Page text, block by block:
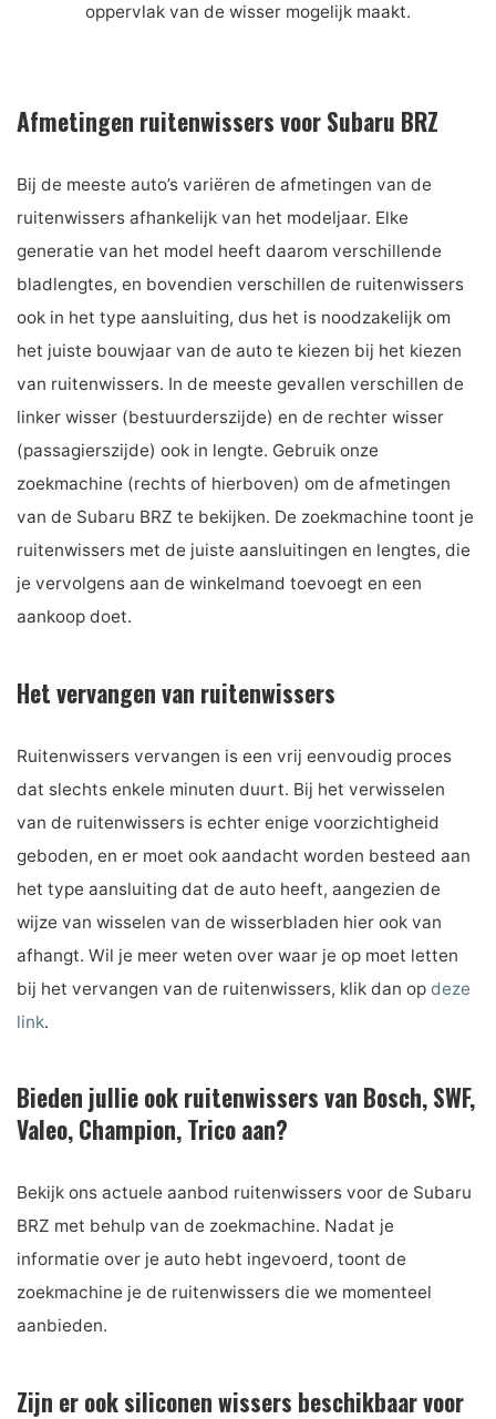
oppervlak van de wisser mogelijk maakt.
Afmetingen ruitenwissers voor Subaru BRZ
Bij de meeste auto’s variëren de afmetingen van de
ruitenwissers afhankelijk van het modeljaar. Elke
generatie van het model heeft daarom verschillende
bladlengtes, en bovendien verschillen de ruitenwissers
ook in het type aansluiting, dus het is noodzakelijk om
het juiste bouwjaar van de auto te kiezen bij het kiezen
van ruitenwissers. In de meeste gevallen verschillen de
linker wisser (bestuurderszijde) en de rechter wisser
(passagierszijde) ook in lengte. Gebruik onze
zoekmachine (rechts of hierboven) om de afmetingen
van de Subaru BRZ te bekijken. De zoekmachine toont je
ruitenwissers met de juiste aansluitingen en lengtes, die
je vervolgens aan de winkelmand toevoegt en een
aankoop doet.
Het vervangen van ruitenwissers
Ruitenwissers vervangen is een vrij eenvoudig proces
dat slechts enkele minuten duurt. Bij het verwisselen
van de ruitenwissers is echter enige voorzichtigheid
geboden, en er moet ook aandacht worden besteed aan
het type aansluiting dat de auto heeft, aangezien de
wijze van wisselen van de wisserbladen hier ook van
afhangt. Wil je meer weten over waar je op moet letten
bij het vervangen van de ruitenwissers, klik dan opdeze
link.
Bieden jullie ook ruitenwissers van Bosch, SWF,
Valeo, Champion, Trico aan?
Bekijk ons ​​actuele aanbod ruitenwissers voor de Subaru
BRZ met behulp van de zoekmachine. Nadat je
informatie over je auto hebt ingevoerd, toont de
zoekmachine je de ruitenwissers die we momenteel
aanbieden.
Zijn er ook siliconen wissers beschikbaar voor